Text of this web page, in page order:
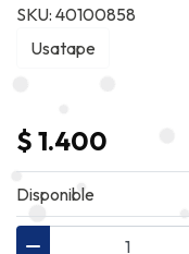
SKU: 40100858
Usatape
$ 1.400
Disponible